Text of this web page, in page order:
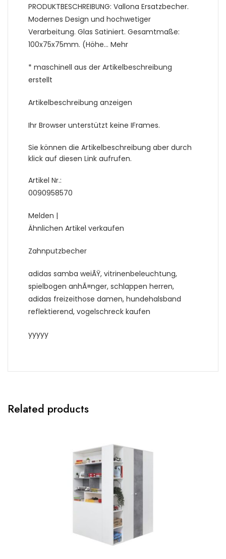
PRODUKTBESCHREIBUNG: Vallona Ersatzbecher.
Modernes Design und hochwetiger
Verarbeitung. Glas Satiniert. Gesamtmaße:
100x75x75mm. (Höhe… Mehr
* maschinell aus der Artikelbeschreibung
erstellt
Artikelbeschreibung anzeigen
Ihr Browser unterstützt keine IFrames.
Sie können die Artikelbeschreibung aber durch
klick auf diesen Link aufrufen.
Artikel Nr.:
0090958570
Melden |
Ähnlichen Artikel verkaufen
Zahnputzbecher
adidas samba weiÃŸ, vitrinenbeleuchtung,
spielbogen anhÃ¤nger, schlappen herren,
adidas freizeithose damen, hundehalsband
reflektierend, vogelschreck kaufen
yyyyy
Related products